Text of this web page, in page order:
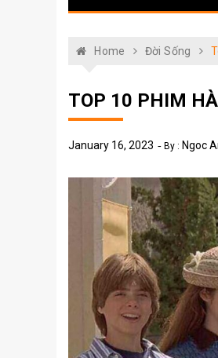
Home Đời Sống
TOP 10 PHIM
January 16, 2023 By : Ngoc